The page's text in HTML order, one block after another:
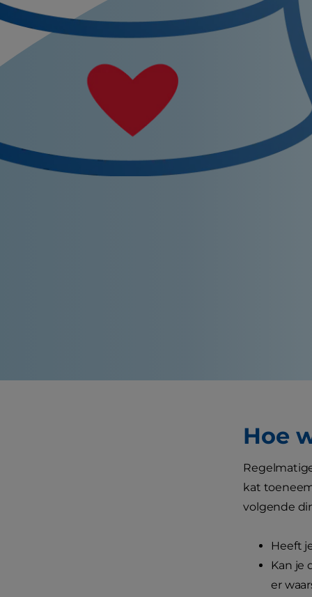
Hoe
kat
volgende
Heeft
Kan je
er